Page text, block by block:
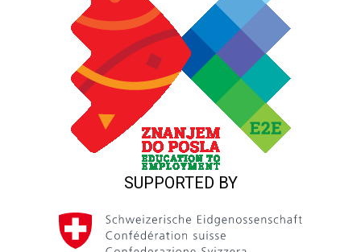
SUPPORTED BY